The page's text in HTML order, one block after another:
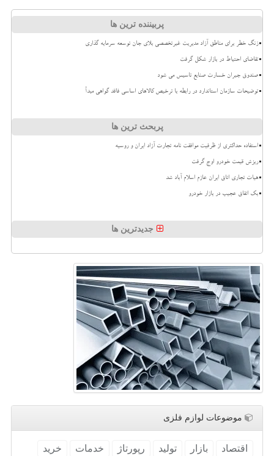
پربیننده ترین ها
زنگ خطر برای مناطق آزاد مدیریت غیرتخصصی بلای جان توسعه سرمایه گذاری
تقاضای احتیاط در بازار شکل گرفت
صندوق جبران خسارت صنایع تاسیس می شود
توضیحات سازمان استاندارد در رابطه با ترخیص کالاهای اساسی فاقد گواهی مبدأ
پربحث ترین ها
استفاده حداکثری از ظرفیت موافقت نامه تجارت آزاد ایران و روسیه
ریزش قیمت خودرو اوج گرفت
هیات تجاری اتاق ایران عازم اسلام آباد شد
بک اتفاق عجیب در بازار خودرو
جدیدترین ها
موضوعات لوازم فلزی
اقتصاد بازار تولید رپورتاژ خدمات خرید